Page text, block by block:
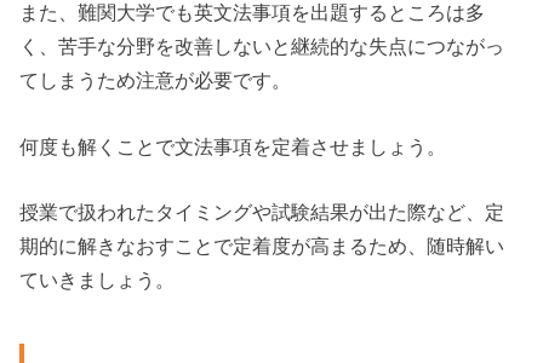
また、難関大学でも英文法事項を出題するところは多
く、苦手な分野を改善しないと継続的な失点につながっ
てしまうため注意が必要です。
何度も解くことで文法事項を定着させましょう。
授業で扱われたタイミングや試験結果が出た際など、定
期的に解きなおすことで定着度が高まるため、随時解い
ていきましょう。